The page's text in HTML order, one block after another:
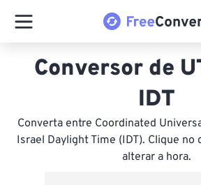
Conversor de
IDT
Converta entre Coordinated
Israel Daylight Time (IDT). Clique no
alterar a hora.